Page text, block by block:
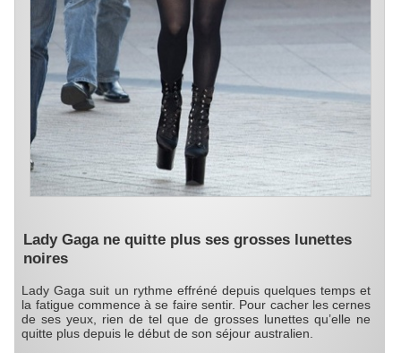
Lady Gaga ne quitte plus ses grosses lunettes
noires
Lady Gaga suit un rythme effréné depuis quelques temps et
la fatigue commence à se faire sentir. Pour cacher les cernes
de ses yeux, rien de tel que de grosses lunettes qu’elle ne
quitte plus depuis le début de son séjour australien.